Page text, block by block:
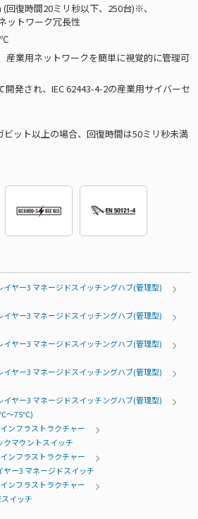
回復時間20ミリ秒以下、250台)※、
ットワーク冗長性
産業用ネットワークを簡単に視覚的に管理可
開発され、IEC 62443-4-2の産業用サイバーセ
ビット以上の場合、回復時間は50ミリ秒未満
イヤー3 マネージドスイッチングハブ(管理型)
イヤー3 マネージドスイッチングハブ(管理型)
イヤー3 マネージドスイッチングハブ(管理型)
イヤー3 マネージドスイッチングハブ(管理型)
イヤー3 マネージドスイッチングハブ(管理型)
～75℃)
ンフラストラクチャー
クマウントスイッチ
ンフラストラクチャー
ヤー3 マネージドスイッチ
ンフラストラクチャー
スイッチ